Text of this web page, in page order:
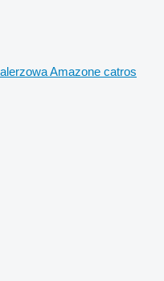
Amazone catros